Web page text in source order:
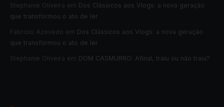
Stephanie Oliveira em Dos Clássicos aos Vlogs: a nova geração
que transformou o ato de ler
Fabrício Azevedo em Dos Clássicos aos Vlogs: a nova geração
que transformou o ato de ler
Stephanie Oliveira em DOM CASMURRO: Afinal, traiu ou não traiu?